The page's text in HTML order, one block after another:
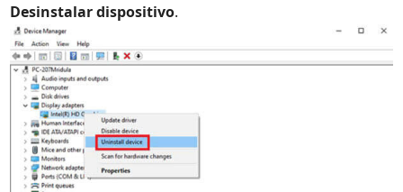
Desinstalar dispositivo.